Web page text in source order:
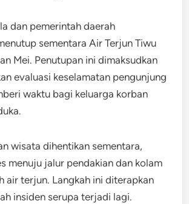
dan pemerintah daerah
sementara Air Terjun Tiwu
Mei. Penutupan ini dimaksudkan
evaluasi keselamatan pengunjung
waktu bagi keluarga korban
wisata dihentikan sementara,
menuju jalur pendakian dan kolam
air terjun. Langkah ini diterapkan
insiden serupa terjadi lagi.